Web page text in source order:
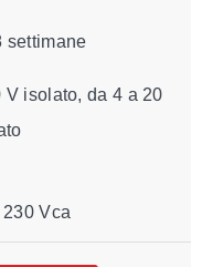
settimane
V isolato, da 4 a 20
230 Vca